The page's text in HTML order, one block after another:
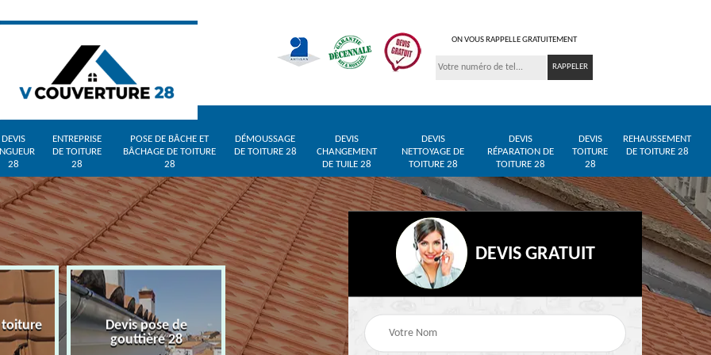
ON VOUS RAPPELLE GRATUITEMENT
DEVIS
28
ENTREPRISE
DE TOITURE
28
POSE DE BÂCHE ET
BÂCHAGE DE TOITURE
28
DÉMOUSSAGE
DE TOITURE 28
DEVIS
CHANGEMENT
DE TUILE 28
DEVIS
NETTOYAGE DE
TOITURE 28
DEVIS
RÉPARATION DE
TOITURE 28
DEVIS
TOITURE
28
REHAUSSEMENT
DE TOITURE 28
toiture
Devis pose de
gouttière 28
Devis zingueur 28
Entreprise de toiture
Pose de bâche et
bâchage de toiture 28
DEVIS GRATUIT